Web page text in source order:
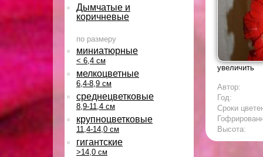
Дымчатые и
коричневые
по размеру
миниатюрные
< 6,4 см
мелкоцветные
6,4-8,9 см
среднецветковые
8,9-11,4 см
крупноцветковые
11,4-14,0 см
гигантские
>14,0 см
увеличить
Автор:
Год:
Сроки
Высота: